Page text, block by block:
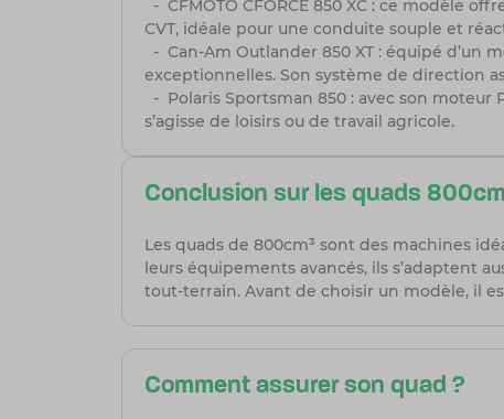
- CFMOTO CFORCE 850 XC : ce modèle
CVT, idéale pour une conduite souple et
- Can-Am Outlander 850 XT : équipé d’un
exceptionnelles. Son système de direction
- Polaris Sportsman 850 : avec son
s’agisse de loisirs ou de travail agricole.
Conclusion sur les quads
Les quads de 800cm³ sont des machines
leurs équipements avancés, ils s’adaptent
tout-terrain. Avant de choisir un modèle, il
Comment assurer son quad ?